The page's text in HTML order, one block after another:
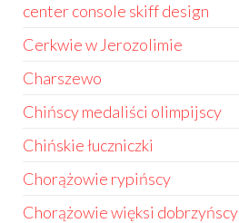
center console skiff design
Cerkwie w Jerozolimie
Charszewo
Chińscy medaliści olimpijscy
Chińskie łuczniczki
Chorążowie rypińscy
Chorążowie więksi dobrzyńscy